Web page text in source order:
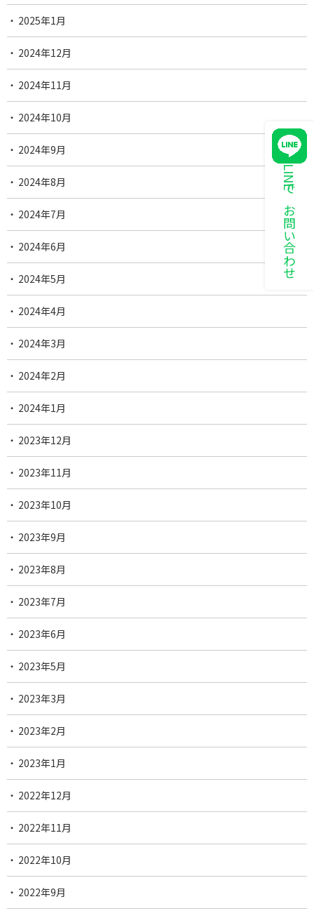
LINEでお問い合わせ
2025年1月
2024年12月
2024年11月
2024年10月
2024年9月
2024年8月
2024年7月
2024年6月
2024年5月
2024年4月
2024年3月
2024年2月
2024年1月
2023年12月
2023年11月
2023年10月
2023年9月
2023年8月
2023年7月
2023年6月
2023年5月
2023年3月
2023年2月
2023年1月
2022年12月
2022年11月
2022年10月
2022年9月